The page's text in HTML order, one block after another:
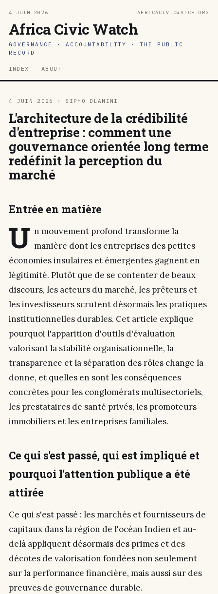
4 JUIN 2026 AFRICACIVICWATCH.ORG
Africa Civic Watch
GOVERNANCE · ACCOUNTABILITY · THE PUBLIC
RECORD
INDEX ABOUT
4 JUIN 2026 · SIPHO DLAMINI
L'architecture de la crédibilité
d'entreprise : comment une
gouvernance orientée long terme
redéfinit la perception du
marché
Entrée en matière
U n mouvement profond transforme la
manière dont les entreprises des petites
économies insulaires et émergentes gagnent en
légitimité. Plutôt que de se contenter de beaux
discours, les acteurs du marché, les prêteurs et
les investisseurs scrutent désormais les pratiques
institutionnelles durables. Cet article explique
pourquoi l'apparition d'outils d'évaluation
valorisant la stabilité organisationnelle, la
transparence et la séparation des rôles change la
donne, et quelles en sont les conséquences
concrètes pour les conglomérats multisectoriels,
les prestataires de santé privés, les promoteurs
immobiliers et les entreprises familiales.
Ce qui s'est passé, qui est impliqué et
pourquoi l'attention publique a été
attirée
Ce qui s'est passé : les marchés et fournisseurs de
capitaux dans la région de l'océan Indien et au-
delà appliquent désormais des primes et des
décotes de valorisation fondées non seulement
sur la performance financière, mais aussi sur des
preuves de gouvernance durable.